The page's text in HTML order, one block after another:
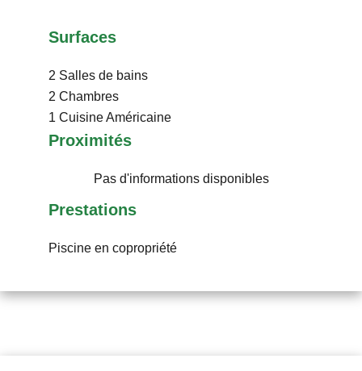
Surfaces
2 Salles de bains
2 Chambres
1 CuisineAméricaine
Proximités
Pas d'informations disponibles
Prestations
Piscine en copropriété